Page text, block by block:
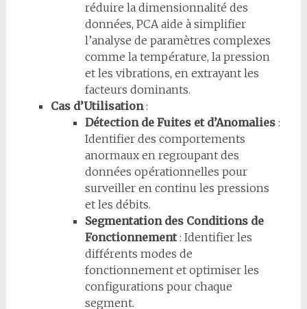
réduire la dimensionnalité des
données, PCA aide à simplifier
l’analyse de paramètres complexes
comme la température, la pression
et les vibrations, en extrayant les
facteurs dominants.
Cas d’Utilisation:
Détection de Fuites et d’Anomalies:
Identifier des comportements
anormaux en regroupant des
données opérationnelles pour
surveiller en continu les pressions
et les débits.
Segmentation des Conditions de
Fonctionnement: Identifier les
différents modes de
fonctionnement et optimiser les
configurations pour chaque
segment.